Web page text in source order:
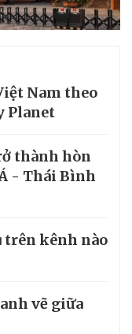
Nam theo
Planet
thành hòn
- Thái Bình
trên kênh nào
vẽ giữa